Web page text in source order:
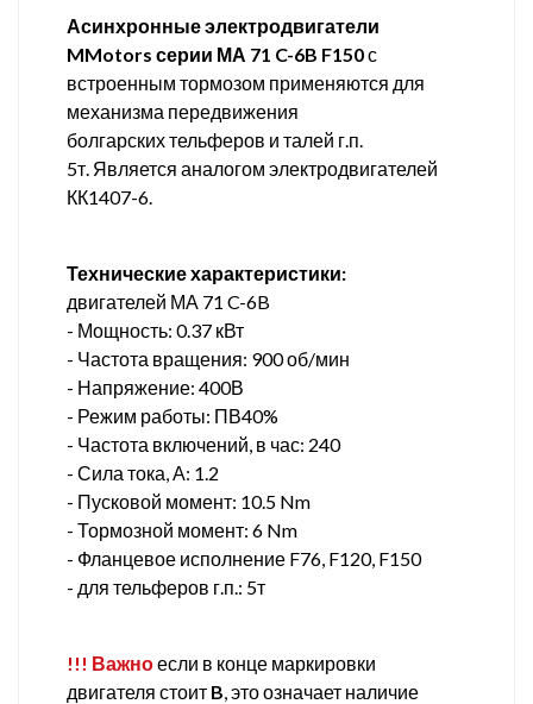
Асинхронные электродвигатели
MMotors серии МА 71 C-6B F150с
встроенным тормозом применяются для
механизма передвижения
болгарских тельферов и талей г.п.
5т. Является аналогом электродвигателей
КК1407-6.
Технические характеристики:
двигателей МА 71 C-6B
- Мощность: 0.37 кВт
- Частота вращения: 900 об/мин
- Напряжение: 400В
- Режим работы: ПВ40%
- Частота включений, в час: 240
- Сила тока, А: 1.2
- Пусковой момент: 10.5 Nm
- Тормозной момент: 6 Nm
- Фланцевое исполнение F76, F120, F150
- для тельферов г.п.: 5т
!!! Важноесли в конце маркировки
двигателя стоит B , это означает наличие